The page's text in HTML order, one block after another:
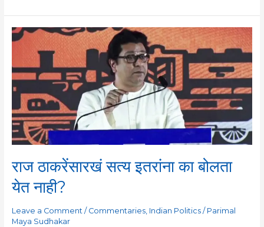
राज ठाकरेंसारखं सत्य इतरांना का बोलता
येत नाही?
Leave a Comment / Commentaries, Indian Politics/ Parimal
Maya Sudhakar
राज
इतरांना
का
बोलता
येत
नाही?